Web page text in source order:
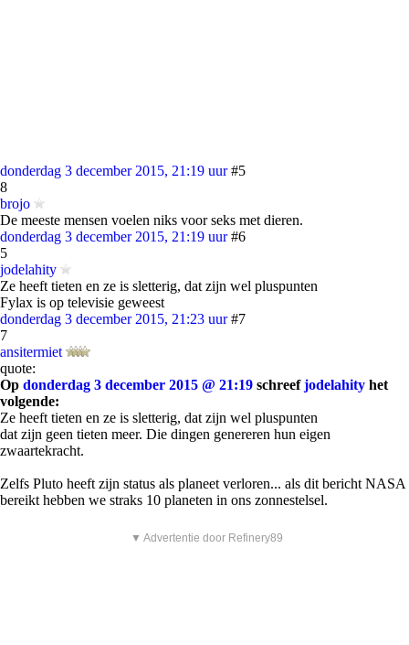
donderdag 3 december 2015, 21:19 uur #5
8
brojo
De meeste mensen voelen niks voor seks met dieren.
donderdag 3 december 2015, 21:19 uur #6
5
jodelahity
Ze heeft tieten en ze is sletterig, dat zijn wel pluspunten
Fylax is op televisie geweest
donderdag 3 december 2015, 21:23 uur #7
7
ansitermiet
quote:
Op donderdag 3 december 2015 @ 21:19 schreefjodelahity het
volgende:
Ze heeft tieten en ze is sletterig, dat zijn wel pluspunten
dat zijn geen tieten meer. Die dingen genereren hun eigen
zwaartekracht.
Zelfs Pluto heeft zijn status als planeet verloren... als dit bericht NASA
bereikt hebben we straks 10 planeten in ons zonnestelsel.
▼ Advertentie door Refinery89